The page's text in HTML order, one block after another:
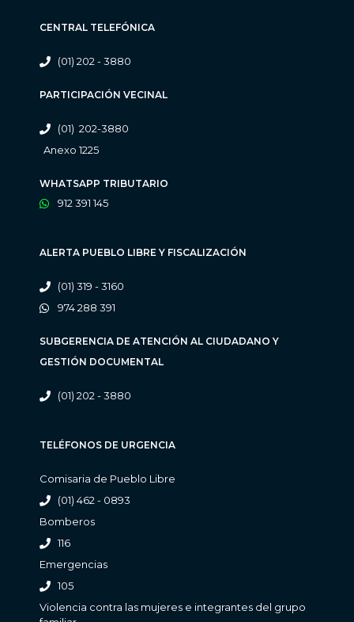
CENTRAL TELEFÓNICA
(01) 202 - 3880
PARTICIPACIÓN VECINAL
(01) 202-3880
Anexo 1225
WHATSAPP TRIBUTARIO
912 391 145
ALERTA PUEBLO LIBRE Y FISCALIZACIÓN
(01) 319 - 3160
974 288 391
SUBGERENCIA DE ATENCIÓN AL CIUDADANO Y
GESTIÓN DOCUMENTAL
(01) 202 - 3880
TELÉFONOS DE URGENCIA
Comisaria de Pueblo Libre
(01) 462 - 0893
Bomberos
116
Emergencias
105
Violencia contra las mujeres e integrantes del grupo